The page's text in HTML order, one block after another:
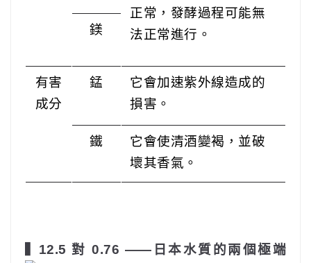
正常，發酵過程可能無
法正常進行。
鎂
有害
成分
錳
它會加速紫外線造成的
損害。
鐵
它會使清酒變褐，並破
壞其香氣。
▍12.5 對 0.76 ——日本水質的兩個極端